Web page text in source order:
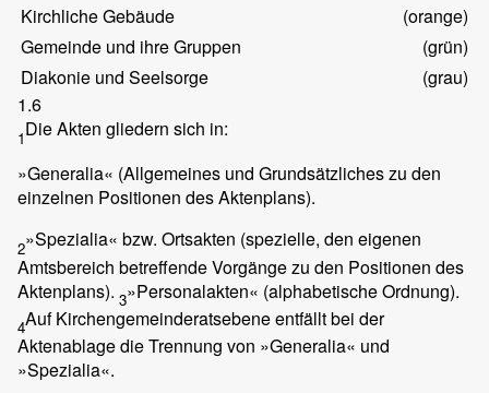
Kirchliche Gebäude
(orange)
Gemeinde und ihre Gruppen
(grün)
Diakonie und Seelsorge
(grau)
1.6
1Die Akten gliedern sich in:
»Generalia« (Allgemeines und Grundsätzliches zu den
einzelnen Positionen des Aktenplans).
2»Spezialia« bzw. Ortsakten (spezielle, den eigenen
Amtsbereich betreffende Vorgänge zu den Positionen des
Aktenplans). 3»Personalakten« (alphabetische Ordnung).
4Auf Kirchengemeinderatsebene entfällt bei der
Aktenablage die Trennung von »Generalia« und
»Spezialia«.